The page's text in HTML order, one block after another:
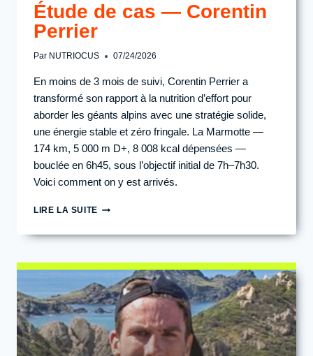
Étude de cas — Corentin
Perrier
Par NUTRIOCUS 07/24/2026
En moins de 3 mois de suivi, Corentin Perrier a
transformé son rapport à la nutrition d’effort pour
aborder les géants alpins avec une stratégie solide,
une énergie stable et zéro fringale. La Marmotte —
174 km, 5 000 m D+, 8 008 kcal dépensées —
bouclée en 6h45, sous l’objectif initial de 7h–7h30.
Voici comment on y est arrivés.
LIRE LA SUITEÉTUDE
CAS
PERRIER